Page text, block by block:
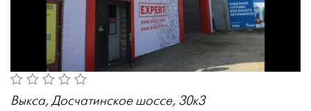
Выкса, Досчатинское шоссе, 30к3